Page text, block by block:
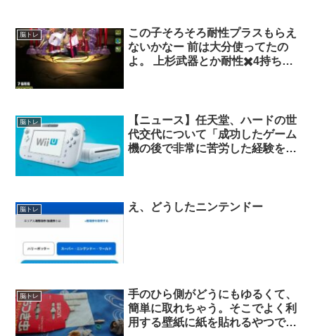
脳トレ
この子そろそろ耐性プラスもらえ
ないかなー 前は大分使ってたの
よ。 上杉武器とか耐性✖️4持ちが
プラスついてもいまいちなんか
な。 武器もかわいいほうがいい
じゃない。
脳トレ
【ニュース】任天堂、ハードの世
代交代について「成功したゲーム
機の後で非常に苦労した経験を何
脳トレ え、どうしたニンテンドー
脳トレ
手のひら側がどうにもゆるくて、
簡単に取れちゃう。そこでよく利
用する壁紙に紙を貼れるやつで貼